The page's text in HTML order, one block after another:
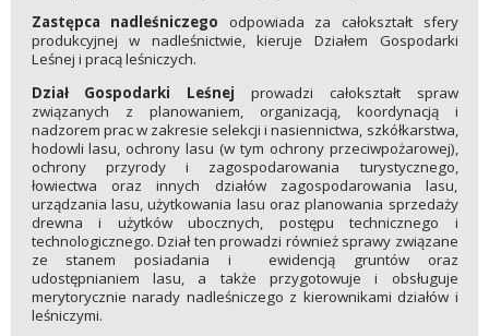
Zastępca nadleśniczego odpowiada za całokształt sfery
produkcyjnej w nadleśnictwie, kieruje Działem Gospodarki
Leśnej i pracą leśniczych.
Dział Gospodarki Leśnej prowadzi całokształt spraw
związanych z planowaniem, organizacją, koordynacją i
nadzorem prac w zakresie selekcji i nasiennictwa, szkółkarstwa,
hodowli lasu, ochrony lasu (w tym ochrony przeciwpożarowej),
ochrony przyrody i zagospodarowania turystycznego,
łowiectwa oraz innych działów zagospodarowania lasu,
urządzania lasu, użytkowania lasu oraz planowania sprzedaży
drewna i użytków ubocznych, postępu technicznego i
technologicznego. Dział ten prowadzi również sprawy związane
ze stanem posiadania i ewidencją gruntów oraz
udostępnianiem lasu, a także przygotowuje i obsługuje
merytorycznie narady nadleśniczego z kierownikami działów i
leśniczymi.